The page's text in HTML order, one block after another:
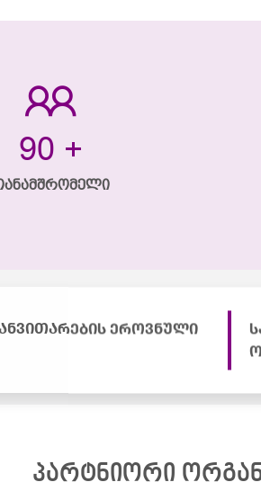
120 +
ეროვნული
პარტნიორი